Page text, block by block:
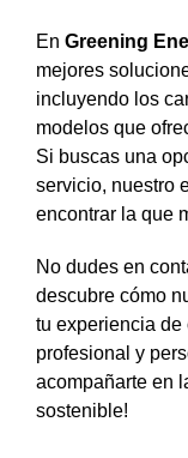
En Greening
mejores
incluyendo los
modelos que
Si buscas una
servicio, nuestro
encontrar la que
No dudes en
descubre cómo
tu experiencia
profesional y
acompañarte en
sostenible!